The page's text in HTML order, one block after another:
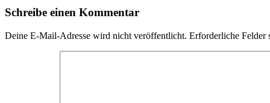
Schreibe einen Kommentar
Deine E-Mail-Adresse wird nicht veröffentlicht. Erforderliche Felder